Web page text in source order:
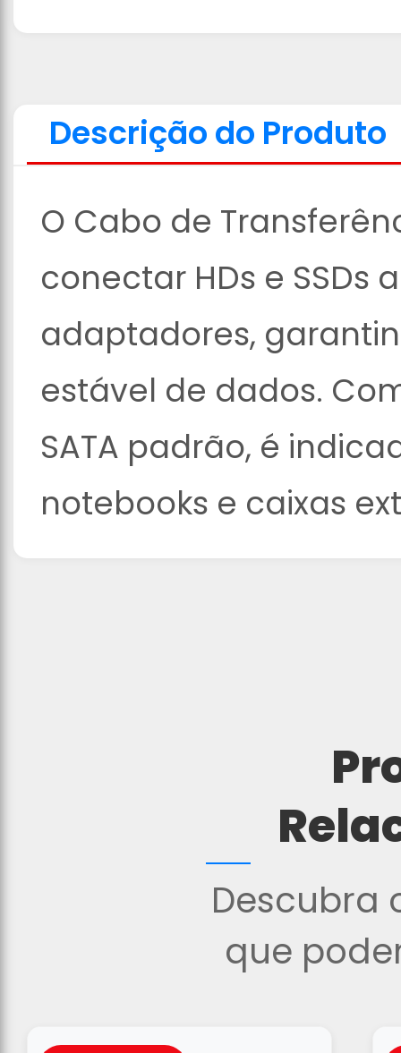
Descrição do Produto
O Cabo de
conectar HDs e SSDs
adaptadores,
estável de dados.
SATA padrão, é
notebooks e caixas
Descubra
que